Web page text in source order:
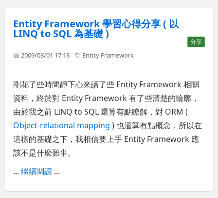
Entity Framework 學習心得分享 ( 以
LINQ to SQL 為基礎 )
分享
📅 2009/03/01 17:18 📁 Entity Framework
剛花了些時間靜下心來讀了些 Entity Framework 相關
資料，終於對 Entity Framework 有了些清楚的輪廓，
由於我之前 LINQ to SQL 還算有點瞭解，對 ORM (
Object-relational mapping ) 也還算有點概念，所以在
這樣的基礎之下，我相信要上手 Entity Framework 應
該不是什麼難事。
...繼續閱讀 ...